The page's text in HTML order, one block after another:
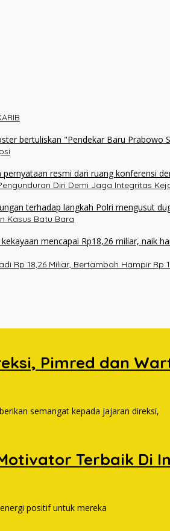
Diri Demi Jaga Integritas
Kasus Batu Bara
Rp 18,26 Miliar, Bertambah Hampir Rp
Pimred dan
semangat kepada jajaran direksi,
Terbaik Di
positif untuk mereka